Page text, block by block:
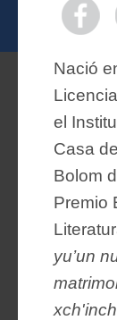
Nació
el
Casa
Bolom
Premio
yu’un